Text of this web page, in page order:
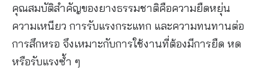
โรคและแมลง
สภาพอากาศแปรปรวน
การแข่งขันกับยางสังเคราะห์
แนวทางเพิ่มความคุ้มค่าของสวนยาง
คุณสมบัติสำคัญของยางธรรมชาติคือความยืดหยุ่น
ความเหนียว การรับแรงกระแทก และความทนทานต่อ
การสึกหรอ จึงเหมาะกับการใช้งานที่ต้องมีการยืด หด
หรือรับแรงซ้ำ ๆ